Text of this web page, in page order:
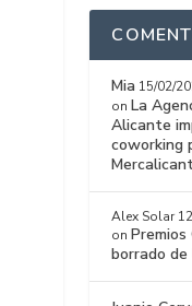
Mia 15/02/
on La
Alicante
coworking
Alex Solar
on
borrado